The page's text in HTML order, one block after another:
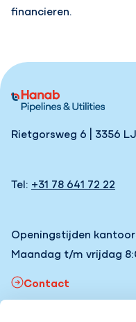
financieren.
Rietgorsweg 6 | 3356
Tel: +31 78 641 72 22
Openingstijden
Maandag t/m vrijdag
Contact